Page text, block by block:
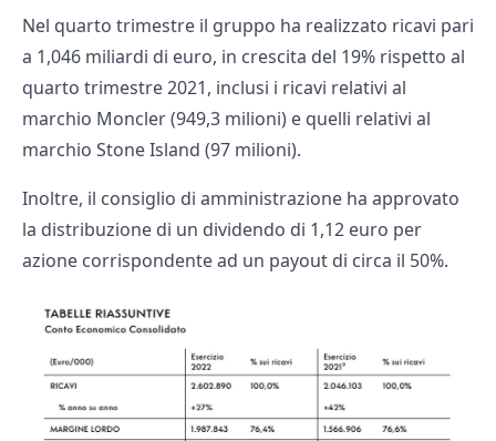
Nel quarto trimestre il gruppo ha realizzato ricavi pari
a 1,046 miliardi di euro, in crescita del 19% rispetto al
quarto trimestre 2021, inclusi i ricavi relativi al
marchio Moncler (949,3 milioni) e quelli relativi al
marchio Stone Island (97 milioni).
Inoltre, il consiglio di amministrazione ha approvato
la distribuzione di un dividendo di 1,12 euro per
azione corrispondente ad un payout di circa il 50%.